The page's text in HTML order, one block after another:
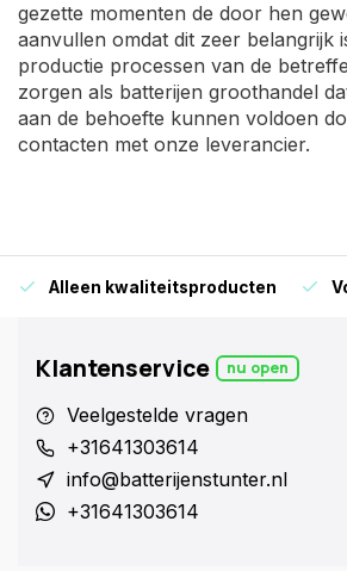
gezette momenten de door hen
aanvullen omdat dit zeer belangrijk
productie processen van de
zorgen als batterijen groothandel
aan de behoefte kunnen voldoen
contacten met onze leverancier.
Alleen kwaliteitsproducten
Klantenservice nu open
Veelgestelde vragen
+31641303614
info@batterijenstunter.nl
+31641303614